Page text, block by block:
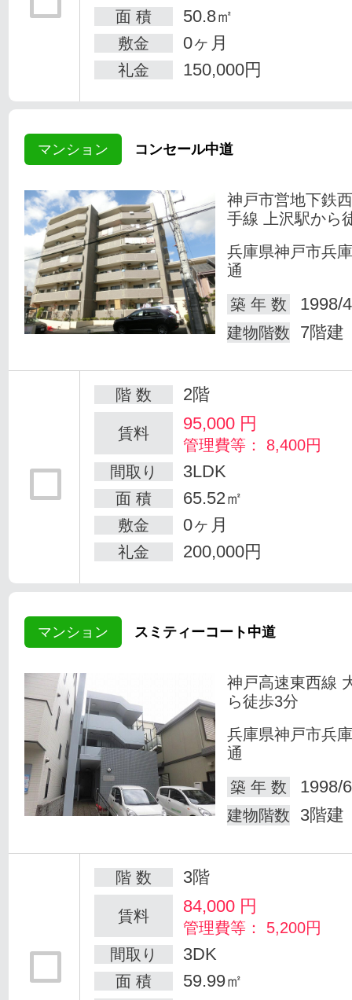
面 積 50.8㎡
敷金 0ヶ月
礼金 150,000円
マンション コンセール中道
神戸市営地下鉄
手線 上沢駅から
兵庫県神戸市兵
通
築 年 数
1998/
建物階数 7階建
階 数 2階
賃料 95,000 円
管理費等： 8,400円
間取り
3LDK
面 積 65.52㎡
敷金 0ヶ月
礼金 200,000円
マンション スミティーコート中道
神戸高速東西線
ら徒歩3分
兵庫県神戸市兵
通
築 年 数
1998/
建物階数 3階建
階 数 3階
賃料 84,000 円
管理費等： 5,200円
間取り
3DK
面 積 59.99㎡